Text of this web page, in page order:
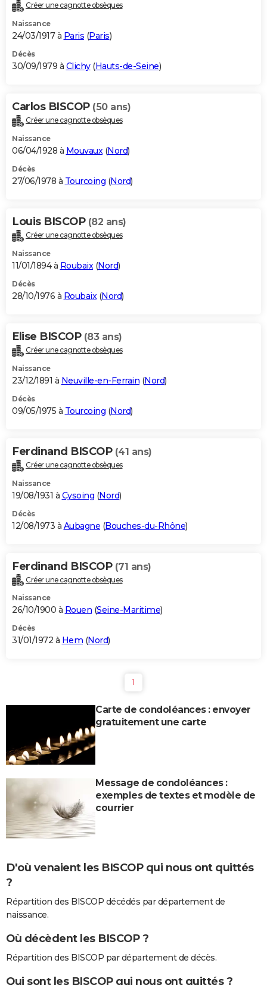
Créer une cagnotte obsèques
Naissance
24/03/1917 à Paris (Paris)
Décès
30/09/1979 à Clichy(Hauts-de-Seine)
Carlos BISCOP (50 ans)
Créer une cagnotte obsèques
Naissance
06/04/1928 à Mouvaux(Nord)
Décès
27/06/1978 à Tourcoing (Nord)
Louis BISCOP (82 ans)
Créer une cagnotte obsèques
Naissance
11/01/1894 à Roubaix(Nord)
Décès
28/10/1976 à Roubaix(Nord)
Elise BISCOP (83 ans)
Créer une cagnotte obsèques
Naissance
23/12/1891 à Neuville-en-Ferrain (Nord)
Décès
09/05/1975 à Tourcoing (Nord)
Ferdinand BISCOP (41 ans)
Créer une cagnotte obsèques
Naissance
19/08/1931 à Cysoing (Nord)
Décès
12/08/1973 à Aubagne (Bouches-du-Rhône)
Ferdinand BISCOP (71 ans)
Créer une cagnotte obsèques
Naissance
26/10/1900 à Rouen (Seine-Maritime)
Décès
31/01/1972 à Hem (Nord)
1
Carte de condoléances : envoyer
gratuitement une carte
Message de condoléances :
exemples de textes et modèle de
courrier
D'où venaient les BISCOP qui nous ont quittés
?
Répartition des BISCOP décédés par département de
naissance.
Où décèdent les BISCOP ?
Répartition des BISCOP par département de décès.
Qui sont les BISCOP qui nous ont quittés ?